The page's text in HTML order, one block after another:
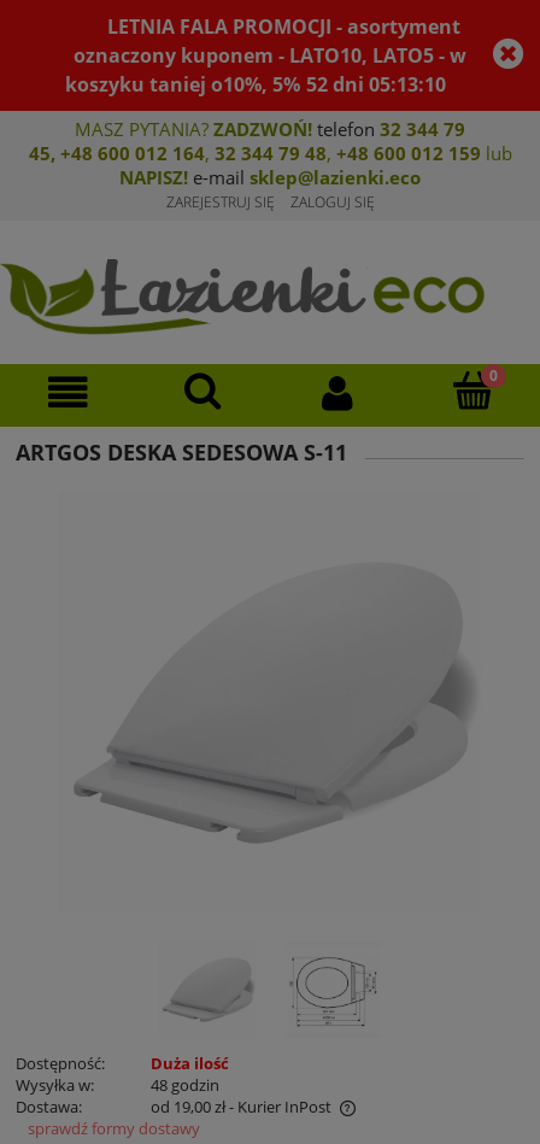
LETNIA FALA PROMOCJI - asortyment
oznaczony kuponem - LATO10, LATO5 - w
koszyku taniej o10%, 5% 52dni05:13:10
MASZ PYTANIA? ZADZWOŃ! telefon 32 344 79
45, +48 600 012 164, 32 344 79 48, +48 600 012 159 lub
NAPISZ! e-mail sklep@lazienki.eco
ZAREJESTRUJ SIĘ ZALOGUJ SIĘ
ARTGOS DESKA SEDESOWA S-11
Dostępność:
Duża ilość
Wysyłka w:
48 godzin
Dostawa:
od 19,00 zł- Kurier InPost
Cena nie zawiera ewentualnych kosztów płatności
sprawdź formy dostawy